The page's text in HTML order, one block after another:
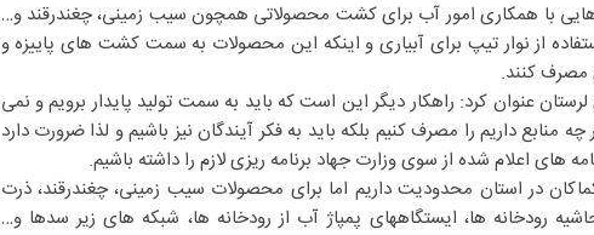
با همکاری امور آب برای کشت محصولاتی همچون سیب زمینی، چغندرقند و…
از نوار تیپ برای آبیاری و اینکه این محصولات به سمت کشت های پاییزه و
مصرف کنند.
عنوان کرد: راهکار دیگر این است که باید به سمت تولید پایدار برویم و نمی
داریم را مصرف کنیم بلکه باید به فکر آیندگان نیز باشیم و لذا ضرورت دارد
های اعلام شده از سوی وزارت جهاد برنامه ریزی لازم را داشته باشیم.
در استان محدودیت داریم اما برای محصولات سیب زمینی، چغندرقند، ذرت
رودخانه ها، ایستگاههای پمپاژ آب از رودخانه ها، شبکه های زیر سدها و…